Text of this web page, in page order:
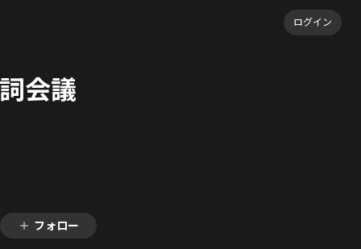
ログイン
会議
フォロー